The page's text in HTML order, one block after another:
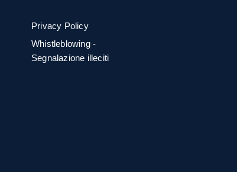
Privacy Policy
Whistleblowing -
Segnalazione illeciti